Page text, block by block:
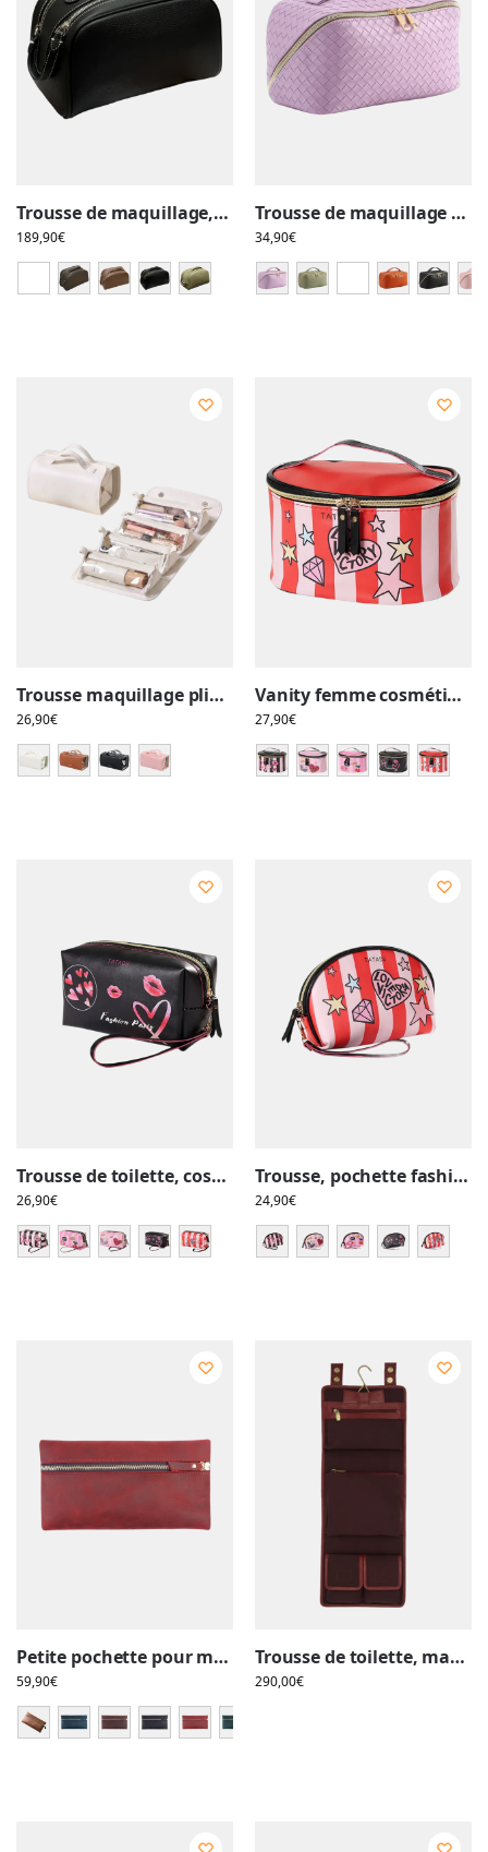
Trousse de maquillage, toilette femme en cuir
189,90€
Trousse de maquillage tressée pour rangement cosmétique, plusieurs compartiments, grande ouverture
34,90€
Trousse maquillage pliable et transparente, pratique, avec plusieurs compartiments détachables à clipser/déclipser
26,90€
Vanity femme cosmétique, maquillage, simple, fashion, rose
27,90€
Trousse de toilette, cosmétique femme, simple, fashion, rose
26,90€
Trousse, pochette fashion, cosmétique, maquillage femme
24,90€
Petite pochette pour maquillage, cosmétique, femme, en cuir
59,90€
Trousse de toilette, maquillage, en cuir, pour femme, à suspendre avec quatre compartiments, voyage, rouge
290,00€